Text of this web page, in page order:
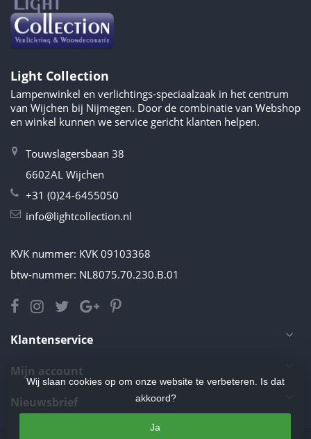
Light Collection
Lampenwinkel en verlichtings-speciaalzaak in het centrum
van Wijchen bij Nijmegen. Door de combinatie van Webshop
en winkel kunnen we service gericht klanten helpen.
Touwslagersbaan 38
6602AL Wijchen
+31 (0)24-6455050
info@lightcollection.nl
KVK nummer: KVK 09103368
btw-nummer: NL8075.70.230.B.01
Klantenservice
Mijn account
Nieuwsbrief
Wij slaan cookies op om onze website te verbeteren. Is dat
akkoord?
Ja